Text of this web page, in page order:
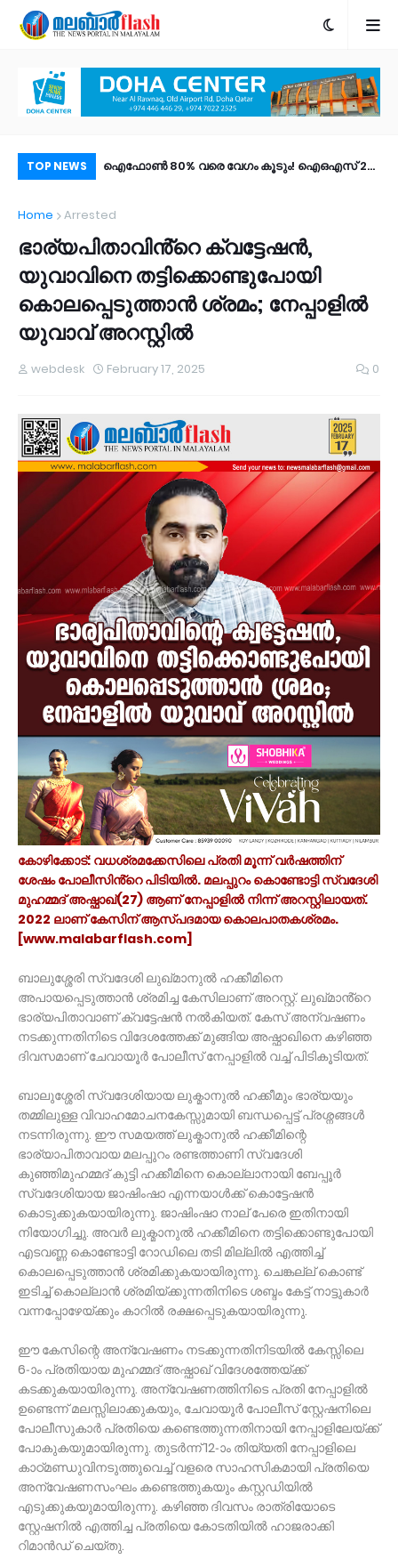
TOP NEWS
ഫോൺ
പേർ!
ഐഫോൺ 80% വരെ വേഗം കൂടും! ഐഒഎസ് 27
എങ്ങനെ ഡൗൺലോഡ് ചെയ്യാം?
Home
Arrested
ഭാര്യപിതാവിൻ്റെ ക്വട്ടേഷൻ,
യുവാവിനെ തട്ടിക്കൊണ്ടുപോയി
കൊലപ്പെടുത്താൻ ശ്രമം; നേപ്പാളിൽ
യുവാവ് അറസ്റ്റിൽ
webdesk February 17, 2025 0
കോഴിക്കോട്: വധശ്രമക്കേസിലെ പ്രതി മൂന്ന് വർഷത്തിന്
ശേഷം പോലീസിൻ്റെ പിടിയിൽ. മലപ്പുറം കൊണ്ടോട്ടി സ്വദേശി
മുഹമ്മദ് അഷ്ഫാഖ്(27) ആണ് നേപ്പാളിൽ നിന്ന് അറസ്റ്റിലായത്.
2022 ലാണ് കേസിന് ആസ്പദമായ കൊലപാതകശ്രമം.
[www.malabarflash.com]
ബാലുശ്ശേരി സ്വദേശി ലുഖ്മാനുൽ ഹക്കീമിനെ
അപായപ്പെടുത്താൻ ശ്രമിച്ച കേസിലാണ് അറസ്റ്റ്. ലുഖ്മാൻ്റെ
ഭാര്യപിതാവാണ് ക്വട്ടേഷൻ നൽകിയത്. കേസ് അന്വഷണം
നടക്കുന്നതിനിടെ വിദേശത്തേക്ക് മുങ്ങിയ അഷ്ഫാഖിനെ കഴിഞ്ഞ
ദിവസമാണ് ചേവായൂർ പോലീസ് നേപ്പാളിൽ വച്ച് പിടികൂടിയത്.
ബാലുശ്ശേരി സ്വദേശിയായ ലുക്മാനുൽ ഹക്കീമും ഭാര്യയും
തമ്മിലുള്ള വിവാഹമോചനകേസ്സുമായി ബന്ധപ്പെട്ട് പ്രശ്നങ്ങൾ
നടന്നിരുന്നു. ഈ സമയത്ത് ലുക്മാനുൽ ഹക്കീമിന്റെ
ഭാര്യാപിതാവായ മലപ്പുറം രണ്ടത്താണി സ്വദേശി
കുഞ്ഞിമുഹമ്മദ് കുട്ടി ഹക്കീമിനെ കൊല്ലാനായി ബേപ്പൂർ
സ്വദേശിയായ ജാഷിംഷാ എന്നയാൾക്ക് കൊട്ടേഷൻ
കൊടുക്കുകയായിരുന്നു. ജാഷിംഷാ നാല് പേരെ ഇതിനായി
നിയോഗിച്ചു. അവർ ലുക്മാനുൽ ഹക്കീമിനെ തട്ടിക്കൊണ്ടുപോയി
എടവണ്ണ കൊണ്ടോട്ടി റോഡിലെ തടി മില്ലിൽ എത്തിച്ച്
കൊലപ്പെടുത്താൻ ശ്രമിക്കുകയായിരുന്നു. ചെങ്കല്ല് കൊണ്ട്
ഇടിച്ച് കൊല്ലാൻ ശ്രമിയ്ക്കുന്നതിനിടെ ശബ്ദം കേട്ട് നാട്ടുകാർ
വന്നപ്പോഴേയ്ക്കും കാറിൽ രക്ഷപ്പെടുകയായിരുന്നു.
ഈ കേസിന്റെ അന്വേഷണം നടക്കുന്നതിനിടയിൽ കേസ്സിലെ
6-ാം പ്രതിയായ മുഹമ്മദ് അഷ്ഫാഖ് വിദേശത്തേയ്ക്ക്
കടക്കുകയായിരുന്നു. അന്വേഷണത്തിനിടെ പ്രതി നേപ്പാളിൽ
ഉണ്ടെന്ന് മലസ്സിലാക്കുകയും, ചേവായൂർ പോലീസ് സ്റ്റേഷനിലെ
പോലീസുകാർ പ്രതിയെ കണ്ടെത്തുന്നതിനായി നേപ്പാളിലേയ്ക്ക്
പോകുകയുമായിരുന്നു. തുടർന്ന് 12-ാം തിയ്യതി നേപ്പാളിലെ
കാഠ്മണ്ഡുവിനടുത്തുവെച്ച് വളരെ സാഹസികമായി പ്രതിയെ
അന്വേഷണസംഘം കണ്ടെത്തുകയും കസ്റ്റഡിയിൽ
എടുക്കുകയുമായിരുന്നു. കഴിഞ്ഞ ദിവസം രാത്രിയോടെ
സ്റ്റേഷനിൽ എത്തിച്ച പ്രതിയെ കോടതിയിൽ ഹാജരാക്കി
റിമാൻഡ് ചെയ്തു.